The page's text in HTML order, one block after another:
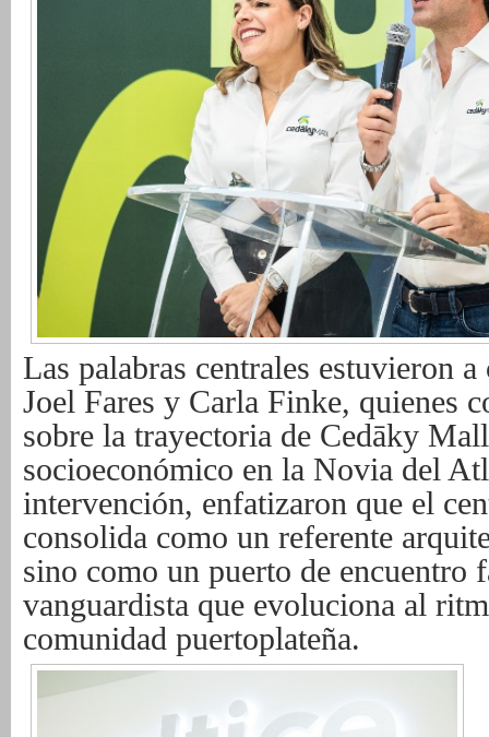
Las palabras centrales estuvieron
Joel Fares y Carla Finke, quienes
sobre la trayectoria de Cedāky
socioeconómico en la Novia del
intervención, enfatizaron que el
consolida como un referente
sino como un puerto de encuentro
vanguardista que evoluciona al
comunidad puertoplateña.